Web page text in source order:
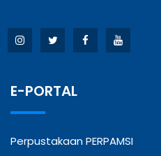
E-PORTAL
Perpustakaan PERPAMSI